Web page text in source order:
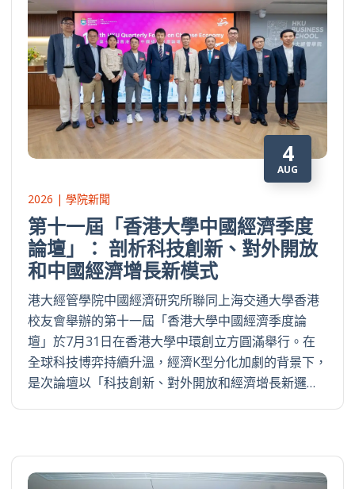
4
AUG
2026 | 學院新聞
第十一屆「香港大學中國經濟季度
論壇」： 剖析科技創新、對外開放
和中國經濟增長新模式
港大經管學院中國經濟研究所聯同上海交通大學香港
校友會舉辦的第十一屆「香港大學中國經濟季度論
壇」於7月31日在香港大學中環創立方圓滿舉行。在
全球科技博弈持續升溫，經濟K型分化加劇的背景下，
是次論壇以「科技創新、對外開放和經濟增長新邏…